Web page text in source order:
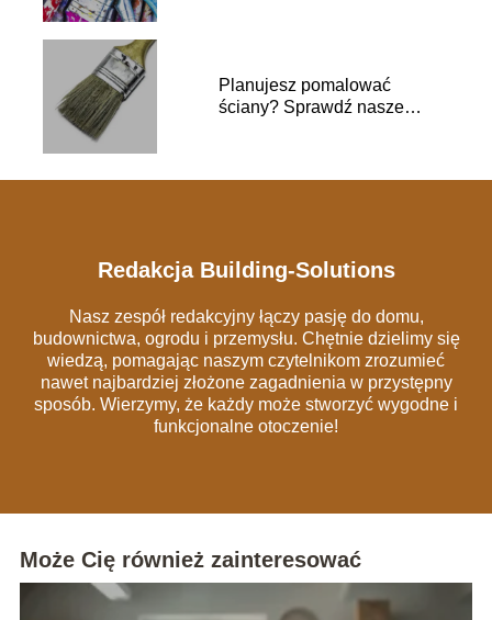
Planujesz pomalować
ściany? Sprawdź nasze
Redakcja Building-Solutions
Nasz zespół redakcyjny łączy pasję do domu,
budownictwa, ogrodu i przemysłu. Chętnie dzielimy się
wiedzą, pomagając naszym czytelnikom zrozumieć
nawet najbardziej złożone zagadnienia w przystępny
sposób. Wierzymy, że każdy może stworzyć wygodne i
funkcjonalne otoczenie!
Może Cię również zainteresować